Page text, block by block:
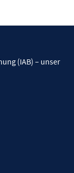
(IAB) – unser